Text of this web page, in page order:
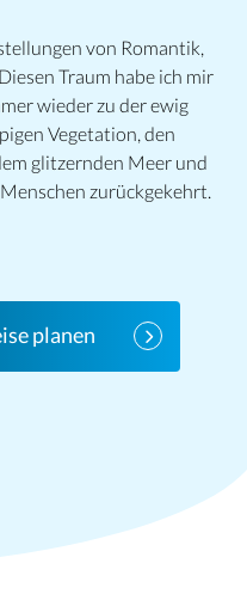
von Romantik,
Traum habe ich mir
wieder zu der ewig
Vegetation, den
glitzernden Meer und
zurückgekehrt.
planen